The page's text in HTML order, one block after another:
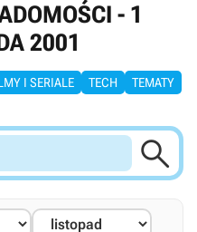
- 1
2001
I SERIALE TECH TEMATY
